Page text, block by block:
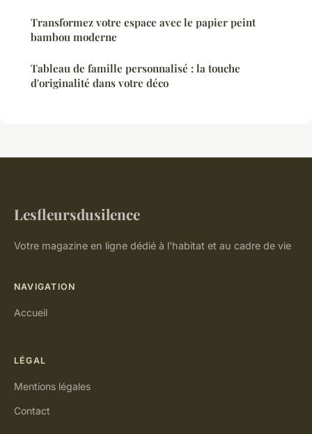
Transformez votre espace avec le papier peint
bambou moderne
Tableau de famille personnalisé : la touche
d'originalité dans votre déco
Lesfleursdusilence
Votre magazine en ligne dédié à l'habitat et au cadre de vie
NAVIGATION
Accueil
LÉGAL
Mentions légales
Contact